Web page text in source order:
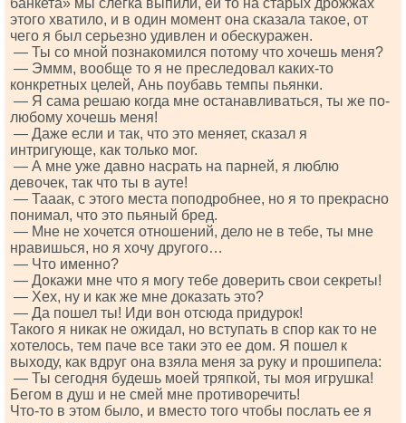
банкета» мы слегка выпили, ей то на старых дрожжах
этого хватило, и в один момент она сказала такое, от
чего я был серьезно удивлен и обескуражен.
— Ты со мной познакомился потому что хочешь меня?
— Эммм, вообще то я не преследовал каких-то
конкретных целей, Ань поубавь темпы пьянки.
— Я сама решаю когда мне останавливаться, ты же по-
любому хочешь меня!
— Даже если и так, что это меняет, сказал я
интригующе, как только мог.
— А мне уже давно насрать на парней, я люблю
девочек, так что ты в ауте!
— Тааак, с этого места поподробнее, но я то прекрасно
понимал, что это пьяный бред.
— Мне не хочется отношений, дело не в тебе, ты мне
нравишься, но я хочу другого…
— Что именно?
— Докажи мне что я могу тебе доверить свои секреты!
— Хех, ну и как же мне доказать это?
— Да пошел ты! Иди вон отсюда придурок!
Такого я никак не ожидал, но вступать в спор как то не
хотелось, тем паче все таки это ее дом. Я пошел к
выходу, как вдруг она взяла меня за руку и прошипела:
— Ты сегодня будешь моей тряпкой, ты моя игрушка!
Бегом в душ и не смей мне противоречить!
Что-то в этом было, и вместо того чтобы послать ее я